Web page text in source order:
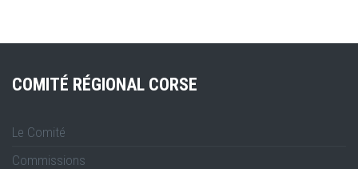
COMITÉ RÉGIONAL CORSE
Le Comité
Commissions